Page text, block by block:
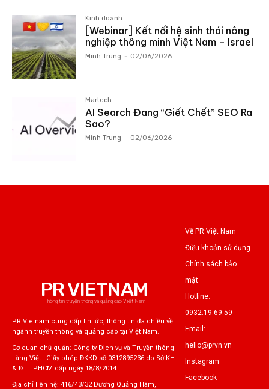
Kinh doanh
[Webinar] Kết nối hệ sinh thái nông
nghiệp thông minh Việt Nam – Israel
Minh Trung - 02/06/2026
Martech
AI Search Đang “Giết Chết” SEO Ra
Sao?
Minh Trung - 02/06/2026
PR VIETNAM
Thông tin truyền thông và quảng cáo Việt Nam
PR Vietnam cung cấp tin tức, thông tin đa chiều về
ngành truyền thông và quảng cáo tại Việt Nam.
Cơ quan chủ quản: Công ty Dịch vụ và Truyền thông
Làng Việt - Giấy phép ĐKKD số 0312895236 do Sở KH
& ĐT TPHCM cấp ngày 18/8/2014.
Địa chỉ liên hệ: 416/43/32 Dương Quảng Hàm,
Về PR Việt Nam
Điều khoản sử dụng
Chính sách bảo
mật
Hotline:
0932.19.69.59
Email:
hello@prvn.vn
Instagram
Facebook